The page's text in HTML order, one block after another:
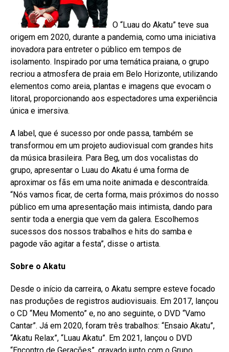
O “Luau do Akatu” teve sua
origem em 2020, durante a pandemia, como uma iniciativa
inovadora para entreter o público em tempos de
isolamento. Inspirado por uma temática praiana, o grupo
recriou a atmosfera de praia em Belo Horizonte, utilizando
elementos como areia, plantas e imagens que evocam o
litoral, proporcionando aos espectadores uma experiência
única e imersiva.
A label, que é sucesso por onde passa, também se
transformou em um projeto audiovisual com grandes hits
da música brasileira. Para Beg, um dos vocalistas do
grupo, apresentar o Luau do Akatu é uma forma de
aproximar os fãs em uma noite animada e descontraída.
“Nós vamos ficar, de certa forma, mais próximos do nosso
público em uma apresentação mais intimista, dando para
sentir toda a energia que vem da galera. Escolhemos
sucessos dos nossos trabalhos e hits do samba e
pagode vão agitar a festa”, disse o artista.
Sobre o Akatu
Desde o início da carreira, o Akatu sempre esteve focado
nas produções de registros audiovisuais. Em 2017, lançou
o CD “Meu Momento” e, no ano seguinte, o DVD “Vamo
Cantar”. Já em 2020, foram três trabalhos: “Ensaio Akatu”,
“Akatu Relax”, “Luau Akatu”. Em 2021, lançou o DVD